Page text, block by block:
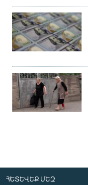
ՀԵՏԵՎԵՔ ՄԵԶ